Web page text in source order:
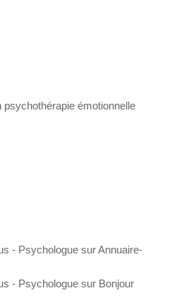
émotionnelle
- Psychologue sur Annuaire-
- Psychologue sur Bonjour